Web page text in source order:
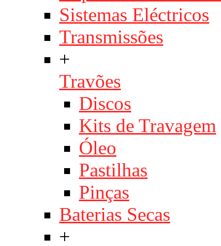
Sistemas Eléctricos
Transmissões
+
Travões
Discos
Kits de Travagem
Óleo
Pastilhas
Pinças
Baterias Secas
+